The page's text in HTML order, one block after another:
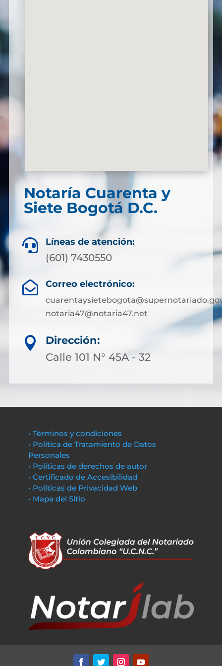
Notaría Cuarenta y
Siete Bogotá D.C.
 Líneas de atención:
(601) 7430550
 Correo electrónico:
notaria47@notaria47.net

Dirección:
Calle 101 N° 45A - 32
• Términos y condiciones
• Política de Tratamiento de Datos
Personales
• Políticas de derechos de autor
• Certificado de Accesibilidad
• Políticas de Privacidad Web
• Mapa del Sitio